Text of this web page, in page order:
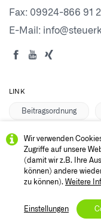
Fax: 09924-866 91
E-Mail:
LINK
Beitragsordnung
Anmelden
Steuerknacker –
Zurück nach oben
Wir verwenden
Zugriffe auf unsere
(damit wir z.B. Ihre
können) andere
zu können). Weitere
Einstellungen